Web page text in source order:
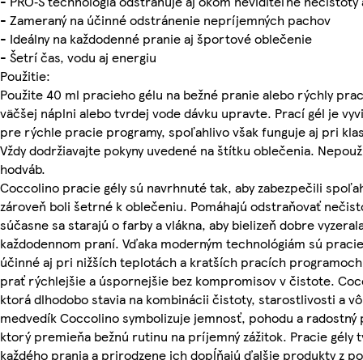
- Zameraný na účinné odstránenie nepríjemných pachov
- Ideálny na každodenné pranie aj športové oblečenie
- Šetrí čas, vodu aj energiu
Použitie:
Použite 40 ml pracieho gélu na bežné pranie alebo rýchly
väčšej náplni alebo tvrdej vode dávku upravte. Prací gél je
pre rýchle pracie programy, spoľahlivo však funguje aj pri
Vždy dodržiavajte pokyny uvedené na štítku oblečenia.
hodváb.
Coccolino pracie gély sú navrhnuté tak, aby zabezpečili
zároveň boli šetrné k oblečeniu. Pomáhajú odstraňovať
súčasne sa starajú o farby a vlákna, aby bielizeň dobre
každodennom praní. Vďaka moderným technológiám sú
účinné aj pri nižších teplotách a kratších pracích
prať rýchlejšie a úspornejšie bez kompromisov v čistote.
ktorá dlhodobo stavia na kombinácii čistoty, starostlivosti a
medvedík Coccolino symbolizuje jemnosť, pohodu a
ktorý premieňa bežnú rutinu na príjemný zážitok. Pracie gély
každého prania a prirodzene ich dopĺňajú ďalšie produkty z